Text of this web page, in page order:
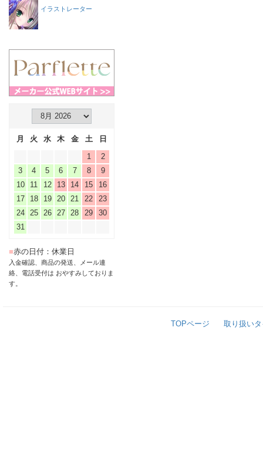
イラストレーター
月 火 水 木 金 土
日
1
2
3
4 5 6 7 8
9
10
11 12 13 14 15
16
17
18 19 20 21 22
23
24
25 26 27 28 29
30
31
■赤の日付：休業日
入金確認、商品の発送、メール連
絡、電話受付は おやすみしておりま
す。
TOPページ 取り扱い